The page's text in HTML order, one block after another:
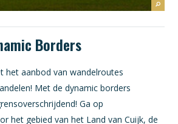
Borders
het aanbod van wandelroutes
Met de dynamic borders
Ga op
het gebied van het Land van Cuijk, de